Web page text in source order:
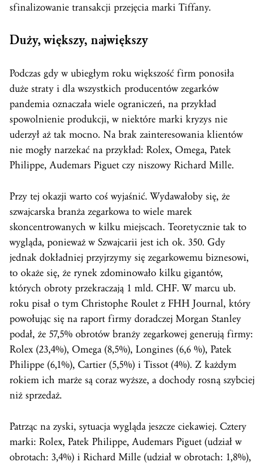
sfinalizowanie transakcji przejęcia marki Tiffany.
Duży, większy, największy
Podczas gdy w ubiegłym roku większość firm ponosiła
duże straty i dla wszystkich producentów zegarków
pandemia oznaczała wiele ograniczeń, na przykład
spowolnienie produkcji, w niektóre marki kryzys nie
uderzył aż tak mocno. Na brak zainteresowania klientów
nie mogły narzekać na przykład: Rolex, Omega, Patek
Philippe, Audemars Piguet czy niszowy Richard Mille.
Przy tej okazji warto coś wyjaśnić. Wydawałoby się, że
szwajcarska branża zegarkowa to wiele marek
skoncentrowanych w kilku miejscach. Teoretycznie tak to
wygląda, ponieważ w Szwajcarii jest ich ok. 350. Gdy
jednak dokładniej przyjrzymy się zegarkowemu biznesowi,
to okaże się, że rynek zdominowało kilku gigantów,
których obroty przekraczają 1 mld. CHF. W marcu ub.
roku pisał o tym Christophe Roulet z FHH Journal, który
powołując się na raport firmy doradczej Morgan Stanley
podał, że 57,5% obrotów branży zegarkowej generują firmy:
Rolex (23,4%), Omega (8,5%), Longines (6,6 %), Patek
Philippe (6,1%), Cartier (5,5%) i Tissot (4%). Z każdym
rokiem ich marże są coraz wyższe, a dochody rosną szybciej
niż sprzedaż.
Patrząc na zyski, sytuacja wygląda jeszcze ciekawiej. Cztery
marki: Rolex, Patek Philippe, Audemars Piguet (udział w
obrotach: 3,4%) i Richard Mille (udział w obrotach: 1,8%),